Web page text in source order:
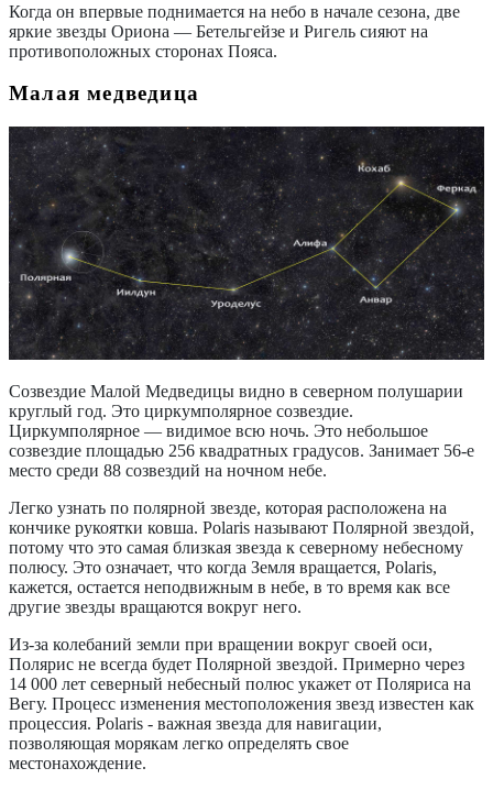
Когда он впервые поднимается на небо в начале сезона, две
яркие звезды Ориона — Бетельгейзе и Ригель сияют на
противоположных сторонах Пояса.
Малая медведица
Созвездие Малой Медведицы видно в северном полушарии
круглый год. Это циркумполярное созвездие.
Циркумполярное — видимое всю ночь. Это небольшое
созвездие площадью 256 квадратных градусов. Занимает 56-е
место среди 88 созвездий на ночном небе.
Легко узнать по полярной звезде, которая расположена на
кончике рукоятки ковша. Polaris называют Полярной звездой,
потому что это самая близкая звезда к северному небесному
полюсу. Это означает, что когда Земля вращается, Polaris,
кажется, остается неподвижным в небе, в то время как все
другие звезды вращаются вокруг него.
Из-за колебаний земли при вращении вокруг своей оси,
Полярис не всегда будет Полярной звездой. Примерно через
14 000 лет северный небесный полюс укажет от Поляриса на
Вегу. Процесс изменения местоположения звезд известен как
процессия. Polaris - важная звезда для навигации,
позволяющая морякам легко определять свое
местонахождение.